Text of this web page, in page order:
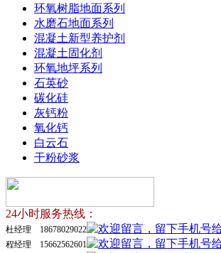
环氧树脂地面系列
水磨石地面系列
混凝土新型养护剂
混凝土固化剂
环氧地坪系列
石英砂
碳化硅
灰钙粉
氧化钙
白云石
干粉砂浆
24小时服务热线：
杜经理 18678029022
程经理 15662562601